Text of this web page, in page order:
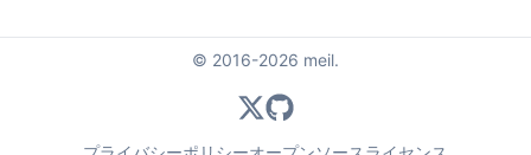
© 2016-2026 meil.
Twitter
GitHub